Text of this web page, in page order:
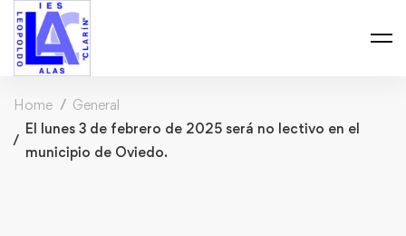
Home
General
El lunes 3 de febrero de 2025 será no lectivo en el
municipio de Oviedo.